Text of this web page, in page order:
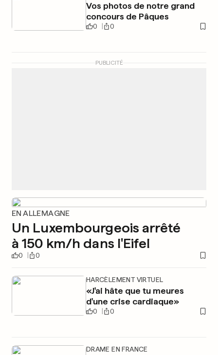
Vos photos de notre grand
concours de Pâques
0 0
PUBLICITÉ
EN ALLEMAGNE
Un Luxembourgeois arrêté
à 150 km/h dans l'Eifel
0 0
HARCÈLEMENT VIRTUEL
«J'ai hâte que tu meures
d'une crise cardiaque»
0 0
DRAME EN FRANCE